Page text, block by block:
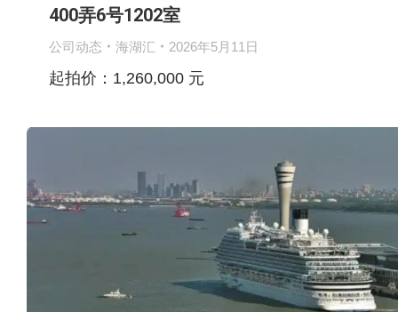
400弄6号1202室
公司动态 海湖汇 2026年5月11日
起拍价：1,260,000 元